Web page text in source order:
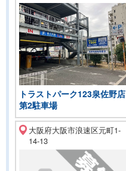
トラストパーク123泉佐野店
第2駐車場
大阪府大阪市浪速区元町1-
14-13